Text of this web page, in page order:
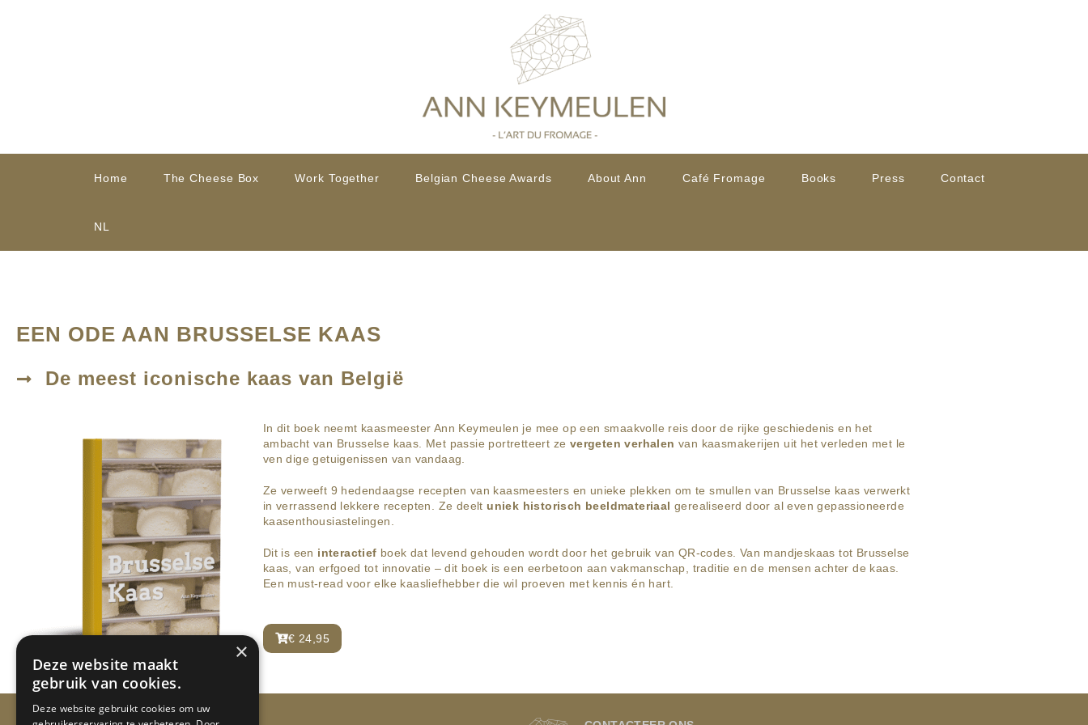
Home The Cheese Box Work Together Belgian Cheese Awards About Ann Café Fromage Books Press Contact
NL
EEN ODE AAN BRUSSELSE KAAS
De meest iconische kaas van België
In dit boek neemt kaasmeester Ann Keymeulen je mee op een smaakvolle reis door de rijke geschiedenis en het
ambacht van Brusselse kaas. Met passie portretteert ze vergeten verhalen van kaasmakerijen uit het verleden met le
ven dige getuigenissen van vandaag.
Ze verweeft 9 hedendaagse recepten van kaasmeesters en unieke plekken om te smullen van Brusselse kaas verwerkt
in verrassend lekkere recepten. Ze deelt uniek historisch beeldmateriaal gerealiseerd door al even gepassioneerde
kaasenthousiastelingen.
Dit is een interactief boek dat levend gehouden wordt door het gebruik van QR-codes. Van mandjeskaas tot Brusselse
kaas, van erfgoed tot innovatie – dit boek is een eerbetoon aan vakmanschap, traditie en de mensen achter de kaas.
Een must-read voor elke kaasliefhebber die wil proeven met kennis én hart.
€ 24,95
×
Deze website maakt
gebruik van cookies.
Deze website gebruikt cookies om uw